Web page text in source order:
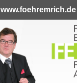
www.foehremrich.de